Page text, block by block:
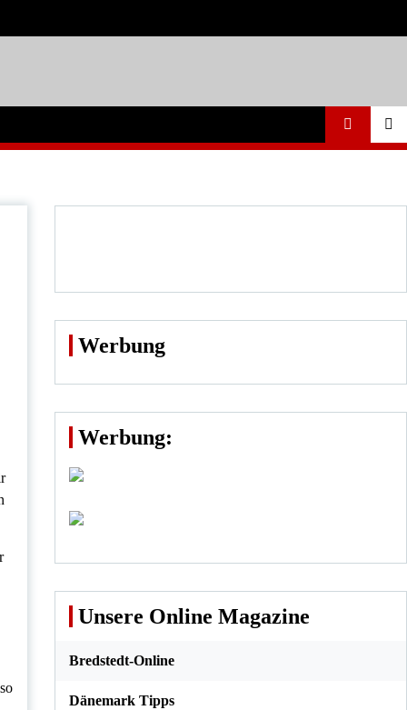
Werbung
Werbung:
Unsere Online Magazine
Bredstedt-Online
Dänemark Tipps